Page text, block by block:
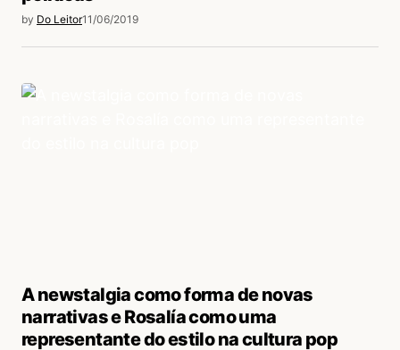
by Do Leitor11/06/2019
A newstalgia como forma de novas
narrativas e Rosalía como uma
representante do estilo na cultura pop